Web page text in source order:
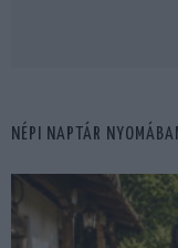
NÉPI NAPTÁR